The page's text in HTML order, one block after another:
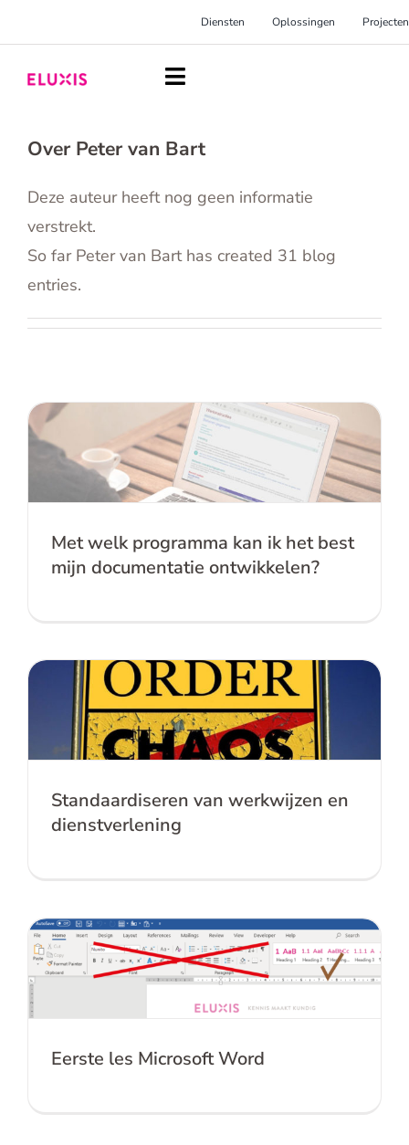
naar
inhoud
Diensten Oplossingen Projecten
Toggle
Homepage
Projecten
English
Contact
Over Peter van Bart
Deze auteur heeft nog geen informatie
verstrekt.
So far Peter van Bart has created 31 blog
entries.
Met welk programma kan ik het best
mijn documentatie ontwikkelen?
Met welk programma kan ik het best
mijn documentatie ontwikkelen?
Standaardiseren van werkwijzen en
dienstverlening
Standaardiseren van werkwijzen en
dienstverlening
Eerste les Microsoft Word
Eerste les Microsoft Word